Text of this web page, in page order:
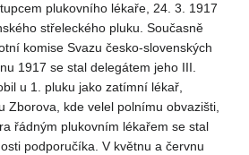
plukovního lékaře, 24. 3. 1917
střeleckého pluku. Současně
komise Svazu česko-slovenských
1917 se stal delegátem jeho III.
u 1. pluku jako zatímní lékař,
Zborova, kde velel polnímu obvazišti,
řádným plukovním lékařem se stal
podporučíka. V květnu a červnu